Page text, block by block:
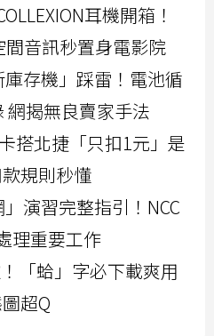
耳機開箱！
音訊秒置身電影院
存機」踩雷！電池循
網揭無良賣家手法
搭北捷「只扣1元」是
規則秒懂
演習完整指引！NCC
理重要工作
「蛤」字必下載爽用
超Q